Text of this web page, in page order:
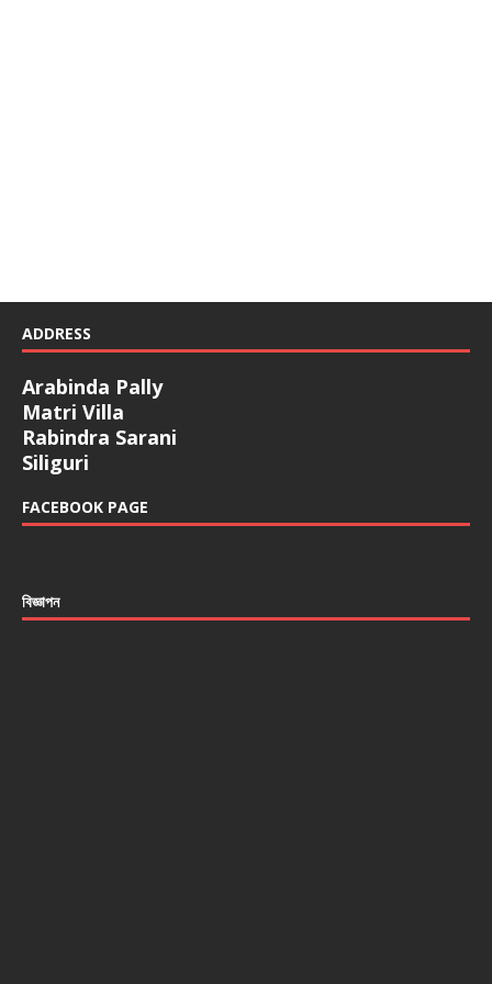
ADDRESS
Arabinda Pally
Matri Villa
Rabindra Sarani
Siliguri
FACEBOOK PAGE
বিজ্ঞাপন